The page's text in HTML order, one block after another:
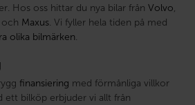
Hos oss hittar du nya bilar från Volvo,
och Maxus. Vi fyller hela tiden på med
olika bilmärken.
finansiering med förmånliga villkor
ett bilköp erbjuder vi allt från